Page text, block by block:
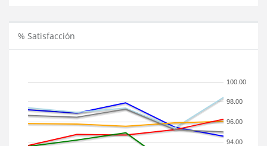
% Satisfacción
94.00
96.00
98.00
100.00